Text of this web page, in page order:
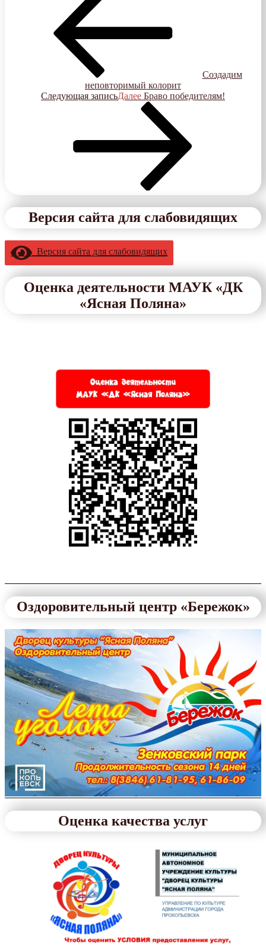
Создадим
неповторимый колорит
Следующая записьДалее Браво победителям!
Версия сайта для слабовидящих
Версия сайта для слабовидящих
Оценка деятельности МАУК «ДК
«Ясная Поляна»
Оздоровительный центр «Бережок»
Оценка качества услуг